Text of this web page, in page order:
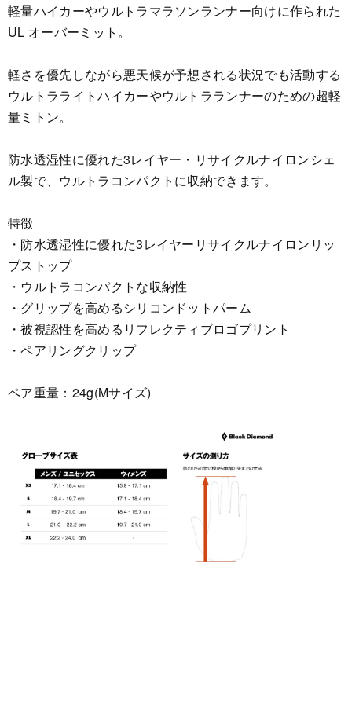
軽量ハイカーやウルトラマラソンランナー向けに作られた
UL オーバーミット。
軽さを優先しながら悪天候が予想される状況でも活動する
ウルトラライトハイカーやウルトラランナーのための超軽
量ミトン。
防水透湿性に優れた3レイヤー・リサイクルナイロンシェ
ル製で、ウルトラコンパクトに収納できます。
特徴
・防水透湿性に優れた3レイヤーリサイクルナイロンリッ
プストップ
・ウルトラコンパクトな収納性
・グリップを高めるシリコンドットパーム
・被視認性を高めるリフレクティブロゴプリント
・ペアリングクリップ
ペア重量：24g(Mサイズ)